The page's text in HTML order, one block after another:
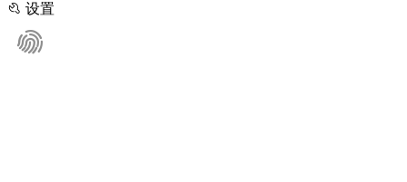
 设置